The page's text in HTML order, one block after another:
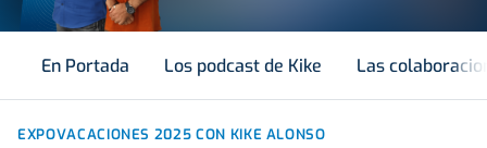
En Portada Los podcast de Kike Las
EXPOVACACIONES 2025 CON KIKE ALONSO